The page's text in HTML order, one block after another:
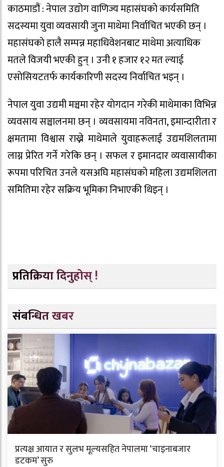
काठमाडौं : नेपाल उद्योग वाणिज्य महासंघकाे कार्यसमिति
सदस्यमा युवा व्यवसायी जुना माथेमा निर्वाचित भएकी छन् ।
महासंघकाे हालै सम्पन्न महाधिवेशनबाट माथेमा अत्याधिक
मतले विजयी भएकी हुन् । उनी १ हजार १२ मत ल्याई
एसाेसियटतर्फ कार्यकारिणी सदस्य निर्वाचित भइन् ।
नेपाल युवा उद्यमी मञ्चमा रहेर याेगदान गरेकी माथेमाका विभिन्न
व्यवसाय सञ्चालनमा छन् । व्यवसायमा नविनता, इमान्दारीता र
क्षमतामा विश्वास राख्ने माथेमाले युवाहरूलाई उद्यमशिलतामा
लाग्न प्रेरित गर्ने गरेकि छन् । सफल र इमानदार व्यवासायीका
रूपमा परिचित उनले यसअघि महासंघकाे महिला उद्यमशिलता
समितिमा रहेर सक्रिय भूमिका निभाएकी थिइन् ।
प्रतिक्रिया दिनुहोस् !
संबन्धित खबर
प्रत्यक्ष आयात र सुलभ मूल्यसहित नेपालमा ‘चाइनाबजार
डटकम’ सुरु